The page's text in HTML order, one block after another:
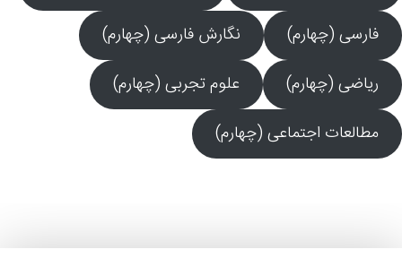
فارسی (چهارم)
نگارش فارسی (چهارم)
ریاضی (چهارم)
علوم تجربی (چهارم)
مطالعات اجتماعی (چهارم)